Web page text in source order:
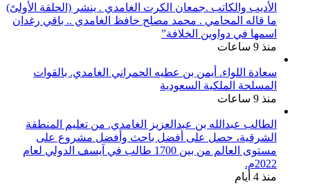
الأديب والكاتب .جمعان الكرت الغامدي . ينشر (الحلقة الأولىً)
ما قاله المحامي . محمد مصلح حافظ الغامدي .. باقي رغدان
اسمها في دواوين الخلافة”
منذ 9 ساعات
سعادة اللواء. أيمن بن عطيه الحمراني الغامدي. بالقوات
المسلحة الملكية السعودية
منذ 9 ساعات
الطالب عبدالله بن عبدالعزيز الغامدي. من تعليم المنطقة
الشرقية، حصل على أفضل باحث وأفضل مشروع على
مستوى العالم من بين 1700 طالب في آيسف الدولي لعام
2022م.
منذ 4 أيام